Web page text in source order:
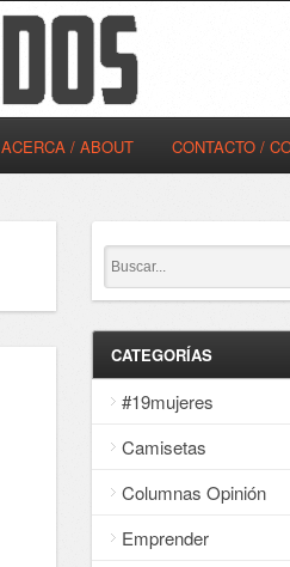
ACERCA / ABOUT CONTACTO /
CATEGORÍAS
#19mujeres
Camisetas
Columnas Opinión
Emprender